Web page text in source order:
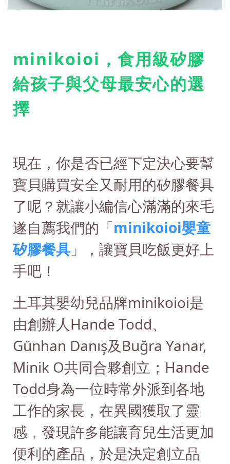
minikoioi，食用級矽膠
給孩子與父母最安心的選
擇
現在，你是否已經下定決心要幫
寶貝購買安全又耐用的矽膠餐具
了呢？就讓小編信心滿滿的來毛
遂自薦我們的「minikoioi嬰童
矽膠餐具 」，讓寶貝吃飯更好上
手吧！
土耳其嬰幼兒品牌minikoioi是
由創辦人Hande Todd、
Günhan Danış及Buğra Yanar,
Minik O共同合夥創立；Hande
Todd身為一位時常外派到各地
工作的家長，在異國獲取了靈
感，發現許多能讓育兒生活更加
便利的產品，於是決定創立品